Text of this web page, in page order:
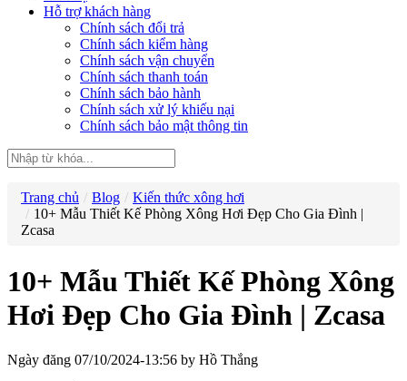
Hỗ trợ khách hàng
Chính sách đổi trả
Chính sách kiểm hàng
Chính sách vận chuyển
Chính sách thanh toán
Chính sách bảo hành
Chính sách xử lý khiếu nại
Chính sách bảo mật thông tin
Trang chủ Blog
Kiến thức xông hơi
10+ Mẫu Thiết Kế Phòng Xông Hơi Đẹp Cho Gia Đình |
Zcasa
10+ Mẫu Thiết Kế Phòng Xông
Hơi Đẹp Cho Gia Đình | Zcasa
Ngày đăng 07/10/2024-13:56 by Hồ Thắng